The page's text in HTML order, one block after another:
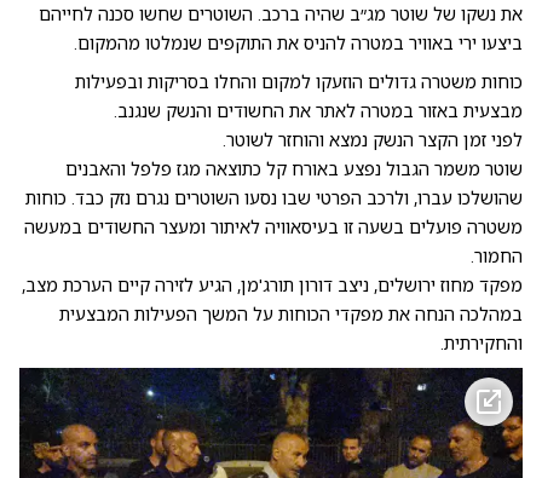
את נשקו של שוטר מג״ב שהיה ברכב. השוטרים שחשו סכנה לחייהם
ביצעו ירי באוויר במטרה להניס את התוקפים שנמלטו מהמקום.
כוחות משטרה גדולים הוזעקו למקום והחלו בסריקות ובפעילות
מבצעית באזור במטרה לאתר את החשודים והנשק שנגנב.
לפני זמן הקצר הנשק נמצא והוחזר לשוטר.
שוטר משמר הגבול נפצע באורח קל כתוצאה מגז פלפל והאבנים
שהושלכו עברו, ולרכב הפרטי שבו נסעו השוטרים נגרם נזק כבד. כוחות
משטרה פועלים בשעה זו בעיסאוויה לאיתור ומעצר החשודים במעשה
החמור.
מפקד מחוז ירושלים, ניצב דורון תורג'מן, הגיע לזירה קיים הערכת מצב,
במהלכה הנחה את מפקדי הכוחות על המשך הפעילות המבצעית
והחקירתית.